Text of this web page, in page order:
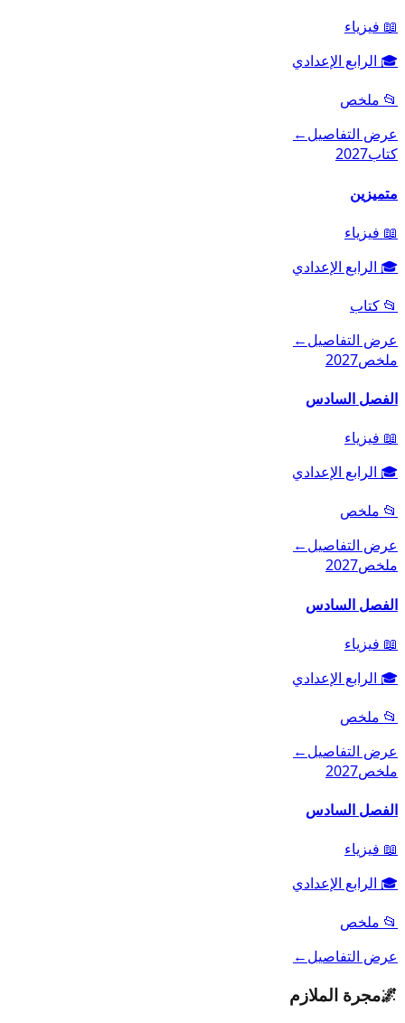
📖 فيزياء
🎓 الرابع الإعدادي
📂 ملخص
عرض التفاصيل←
كتاب2027
متميزين
📖 فيزياء
🎓 الرابع الإعدادي
📂 كتاب
عرض التفاصيل←
ملخص2027
الفصل السادس
📖 فيزياء
🎓 الرابع الإعدادي
📂 ملخص
عرض التفاصيل←
ملخص2027
الفصل السادس
📖 فيزياء
🎓 الرابع الإعدادي
📂 ملخص
عرض التفاصيل←
ملخص2027
الفصل السادس
📖 فيزياء
🎓 الرابع الإعدادي
📂 ملخص
عرض التفاصيل←
🌌مجرة الملازم